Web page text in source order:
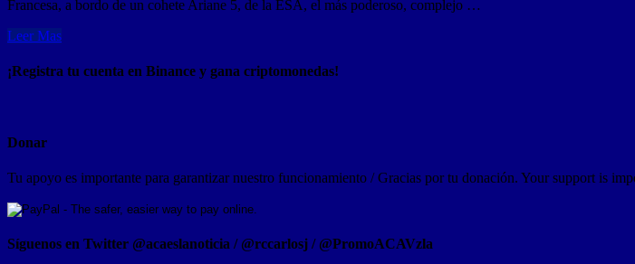
Francesa, a bordo de un cohete Ariane 5, de la ESA, el más poderoso, complejo …
Leer Mas
¡Registra tu cuenta en Binance y gana criptomonedas!
Donar
Tu apoyo es importante para garantizar nuestro funcionamiento / Gracias por tu donación. Your support is
Síguenos en Twitter @acaeslanoticia / @rccarlosj / @PromoACAVzla